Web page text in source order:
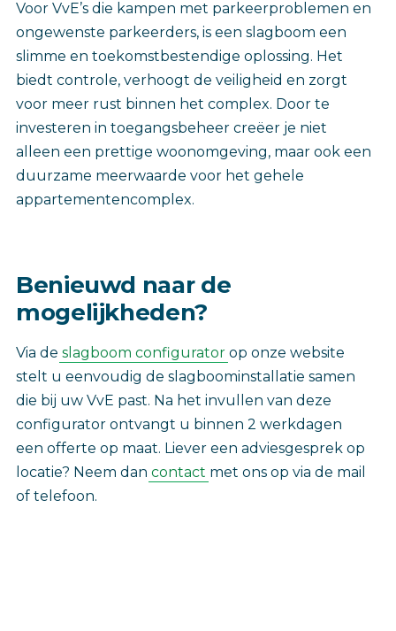
Voor VvE’s die kampen met parkeerproblemen en
ongewenste parkeerders, is een slagboom een
slimme en toekomstbestendige oplossing. Het
biedt controle, verhoogt de veiligheid en zorgt
voor meer rust binnen het complex. Door te
investeren in toegangsbeheer creëer je niet
alleen een prettige woonomgeving, maar ook een
duurzame meerwaarde voor het gehele
appartementencomplex.
Benieuwd naar de
mogelijkheden?
Via de slagboom configurator op onze website
stelt u eenvoudig de slagboominstallatie samen
die bij uw VvE past. Na het invullen van deze
configurator ontvangt u binnen 2 werkdagen
een offerte op maat. Liever een adviesgesprek op
locatie? Neem dan contact met ons op via de mail
of telefoon. ‎